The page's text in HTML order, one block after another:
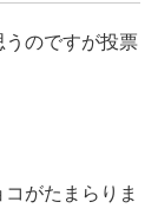
のですが投票
がたまらりま